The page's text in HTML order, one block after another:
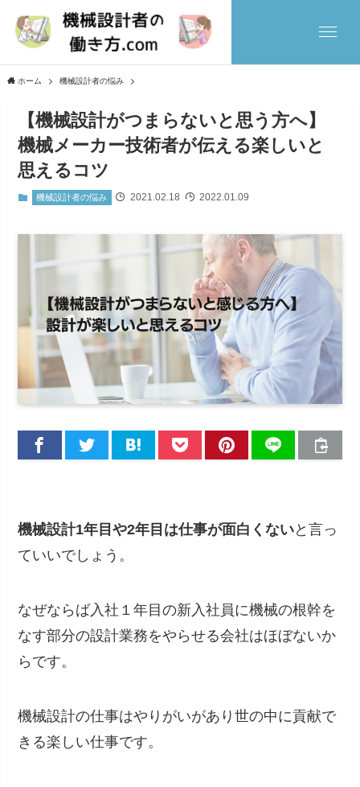
ホーム 機械設計者の悩み
【機械設計がつまらないと思う方へ】
機械メーカー技術者が伝える楽しいと
思えるコツ
機械設計者の悩み 2021.02.18 2022.01.09
機械設計1年目や2年目は仕事が面白くないと言っ
ていいでしょう。
なぜならば入社１年目の新入社員に機械の根幹を
なす部分の設計業務をやらせる会社はほぼないか
らです。
機械設計の仕事はやりがいがあり世の中に貢献で
きる楽しい仕事です。